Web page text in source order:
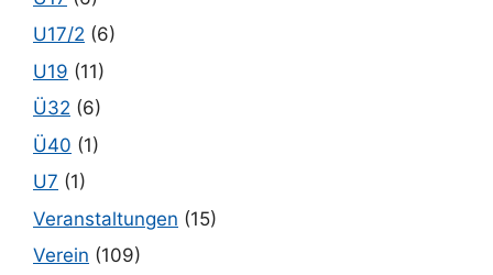
U17/2 (6)
U19 (11)
Ü32 (6)
Ü40 (1)
U7 (1)
Veranstaltungen (15)
Verein (109)